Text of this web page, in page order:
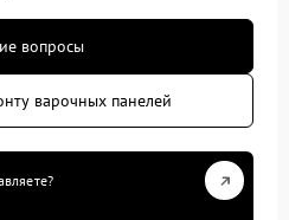
вопросы
варочных панелей